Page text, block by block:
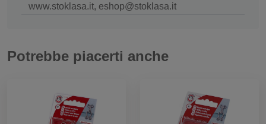
www.stoklasa.it, eshop@stoklasa.it
Potrebbe piacerti anche